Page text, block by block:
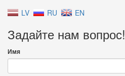
LV RU EN
Задайте нам вопрос!
Имя